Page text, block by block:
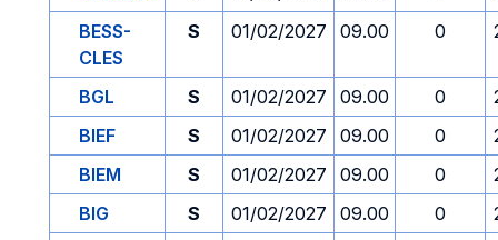
BESS-
CLES
S 01/02/2027 09.00 0
BGL S 01/02/2027 09.00 0
BIEF
S 01/02/2027 09.00 0
BIEM
S 01/02/2027 09.00 0
BIG
S 01/02/2027 09.00 0